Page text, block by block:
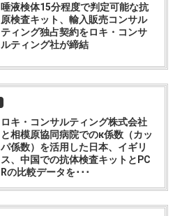
唾液検体15分程度で判定可能な抗
原検査キット、輸入販売コンサル
ティング独占契約をロキ・コンサ
ルティング社が締結
ロキ・コンサルティング株式会社
と相模原協同病院でのκ係数（カッ
パ係数）を活用した日本、イギリ
ス、中国での抗体検査キットとPC
Rの比較データを･･･